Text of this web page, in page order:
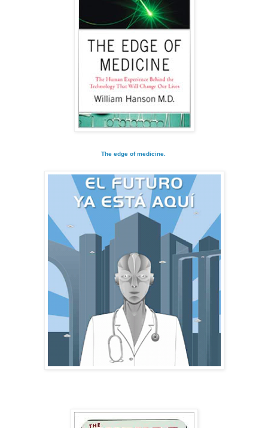
The edge of medicine.